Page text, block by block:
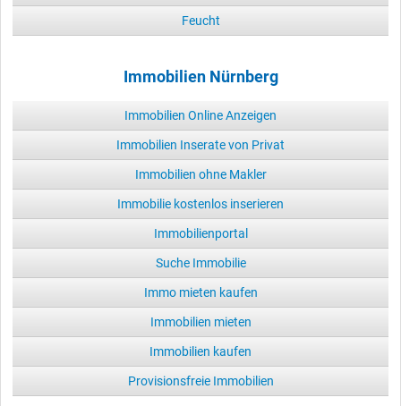
Feucht
Immobilien Nürnberg
Immobilien Online Anzeigen
Immobilien Inserate von Privat
Immobilien ohne Makler
Immobilie kostenlos inserieren
Immobilienportal
Suche Immobilie
Immo mieten kaufen
Immobilien mieten
Immobilien kaufen
Provisionsfreie Immobilien